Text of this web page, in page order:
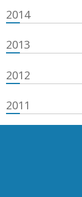
2014
2013
2012
2011